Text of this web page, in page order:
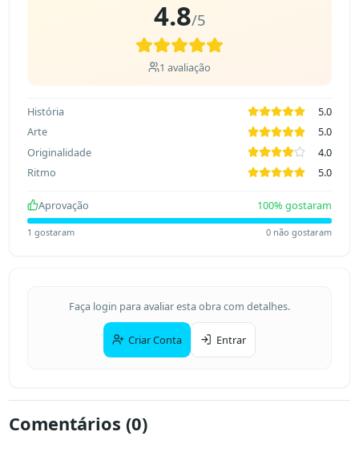
4.8/5
1 avaliação
História
5.0
Arte
5.0
Originalidade
4.0
Ritmo
5.0
Aprovação 100% gostaram
1 gostaram 0 não gostaram
Faça login para avaliar esta obra com detalhes.
Criar Conta Entrar
Comentários (0)